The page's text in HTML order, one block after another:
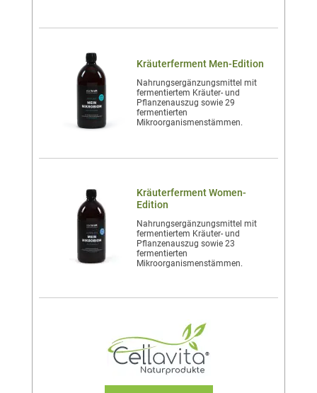
Kräuterferment Men-Edition
Nahrungsergänzungsmittel mit
fermentiertem Kräuter- und
Pflanzenauszug sowie 29
fermentierten
Mikroorganismenstämmen.
Kräuterferment Women-
Edition
Nahrungsergänzungsmittel mit
fermentiertem Kräuter- und
Pflanzenauszug sowie 23
fermentierten
Mikroorganismenstämmen.